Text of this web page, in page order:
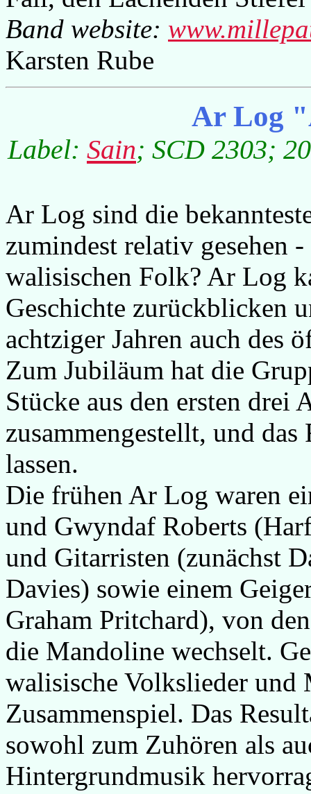
Band website:
Karsten Rube
Ar Log
Label: Sain; SCD 2303;
Ar Log sind die
zumindest relativ gesehen
walisischen Folk? Ar Log
Geschichte zurückblicken
achtziger Jahren auch des
Zum Jubiläum hat die
Stücke aus den ersten drei
zusammengestellt, und
lassen.
Die frühen Ar Log waren
und Gwyndaf Roberts
und Gitarristen (zunächst
Davies) sowie einem
Graham Pritchard), von
die Mandoline wechselt.
walisische Volkslieder
Zusammenspiel. Das
sowohl zum Zuhören als
Hintergrundmusik